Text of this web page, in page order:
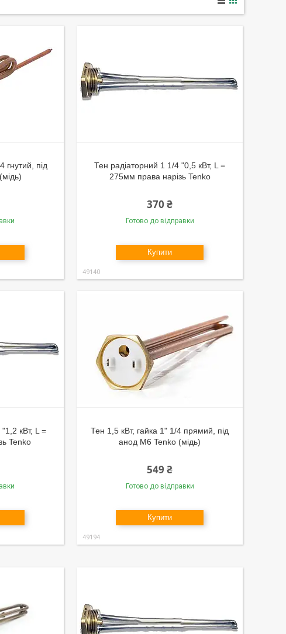
гнутий, під
Тен радіаторний 1 1/4 "0,5 кВт, L =
275мм права нарізь Tenko
370 ₴
Готово до відправки
Купити
49140
кВт, L =
Tenko
Тен 1,5 кВт, гайка 1" 1/4 прямий, під
анод М6 Tenko (мідь)
549 ₴
Готово до відправки
Купити
49194